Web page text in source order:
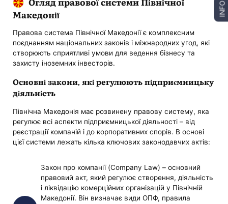
Македонії
Правова система Північної Македонії є комплексним
поєднанням національних законів і міжнародних угод, які
створюють сприятливі умови для ведення бізнесу та
захисту іноземних інвесторів.
Основні закони, які регулюють підприємницьку
діяльність
Північна Македонія має розвинену правову систему, яка
регулює всі аспекти підприємницької діяльності – від
реєстрації компаній і до корпоративних спорів. В основі
цієї системи лежать кілька ключових законодавчих актів:
Закон про компанії (Company Law) – основний
правовий акт, який регулює створення, діяльність
і ліквідацію комерційних організацій у Північній
Македонії. Він визначає види ОПФ, правила
INFO